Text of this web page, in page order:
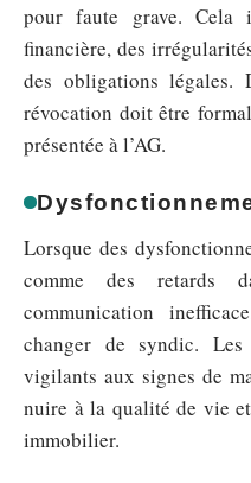
pour faute grave. Cela
financière, des
des obligations légales.
révocation doit être
présentée à l’AG.
Lorsque des
comme des retards
communication
changer de syndic.
vigilants aux signes de
nuire à la qualité de vie
immobilier.